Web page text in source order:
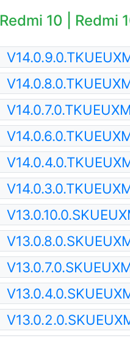
Redmi 10 | Redmi
V14.0.7.0.TKUEUXM